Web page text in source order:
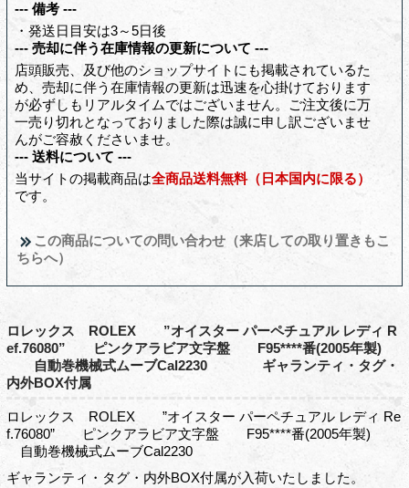
--- 備考 ---
・発送日目安は3～5日後
--- 売却に伴う在庫情報の更新について ---
店頭販売、及び他のショップサイトにも掲載されているた
め、売却に伴う在庫情報の更新は迅速を心掛けております
が必ずしもリアルタイムではございません。ご注文後に万
一売り切れとなっておりました際は誠に申し訳ございませ
んがご容赦くださいませ。
--- 送料について ---
当サイトの掲載商品は全商品送料無料（日本国内に限る）
です。
この商品についての問い合わせ（来店しての取り置きもこ
ちらへ）
ロレックス ROLEX ”オイスター パーペチュアル レディ R
ef.76080” ピンクアラビア文字盤 F95****番(2005年製)
自動巻機械式ムーブCal2230 ギャランティ・タグ・
内外BOX付属
ロレックス ROLEX ”オイスター パーペチュアル レディ Re
f.76080” ピンクアラビア文字盤 F95****番(2005年製)
自動巻機械式ムーブCal2230
ギャランティ・タグ・内外BOX付属が入荷いたしました。